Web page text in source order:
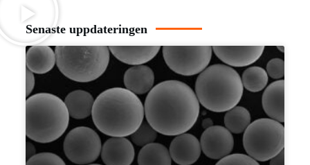
Senaste uppdateringen